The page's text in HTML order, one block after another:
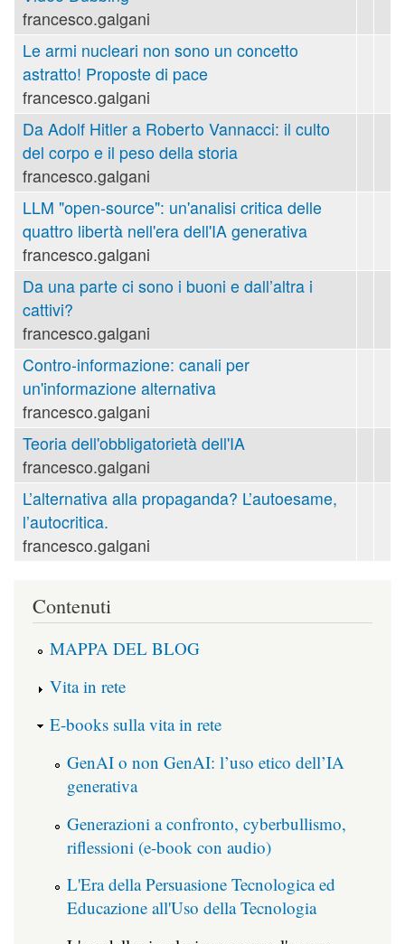
francesco.galgani
Le armi nucleari non sono un concetto
astratto! Proposte di pace
francesco.galgani
Da Adolf Hitler a Roberto Vannacci: il culto
del corpo e il peso della storia
francesco.galgani
LLM "open-source": un'analisi critica delle
quattro libertà nell'era dell'IA generativa
francesco.galgani
Da una parte ci sono i buoni e dall’altra i
cattivi?
francesco.galgani
Contro-informazione: canali per
un'informazione alternativa
francesco.galgani
Teoria dell'obbligatorietà dell'IA
francesco.galgani
L’alternativa alla propaganda? L’autoesame,
l’autocritica.
francesco.galgani
Contenuti
MAPPA DEL BLOG
Vita in rete
E-books sulla vita in rete
GenAI o non GenAI: l’uso etico dell’IA
generativa
Generazioni a confronto, cyberbullismo,
riflessioni (e-book con audio)
L'Era della Persuasione Tecnologica ed
Educazione all'Uso della Tecnologia